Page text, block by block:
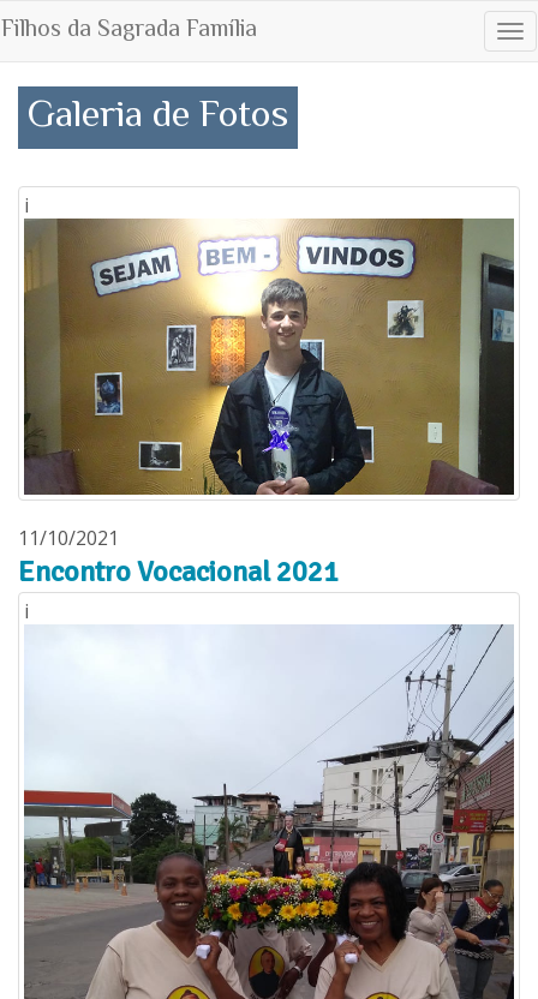
Filhos da Sagrada Família
Galeria de Fotos
i
11/10/2021
Encontro Vocacional 2021
i